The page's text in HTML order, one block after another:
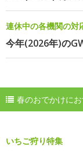
連休中の各機関の対
今年(2026年)の
春のおでかけに
いちご狩り特集